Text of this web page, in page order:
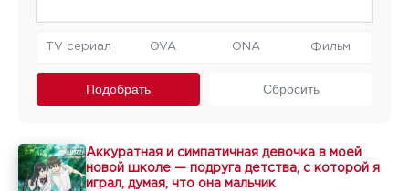
TV сериал OVA ONA Фильм
Аккуратная и симпатичная девочка в моей
новой школе — подруга детства, с которой я
играл, думая, что она мальчик